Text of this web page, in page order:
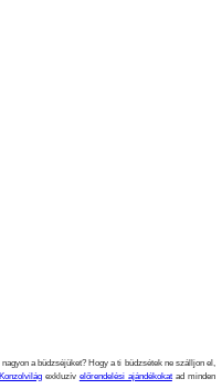
a büdzséjüket? Hogy a ti büdzsétek ne szálljon el,
Konzolvilágexkluzív előrendelési ajándékokatad minden